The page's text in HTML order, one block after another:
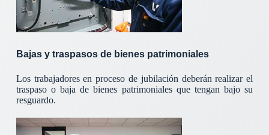
Bajas y traspasos de bienes patrimoniales
Los trabajadores en proceso de jubilación deberán realizar el
traspaso o baja de bienes patrimoniales que tengan bajo su
resguardo.